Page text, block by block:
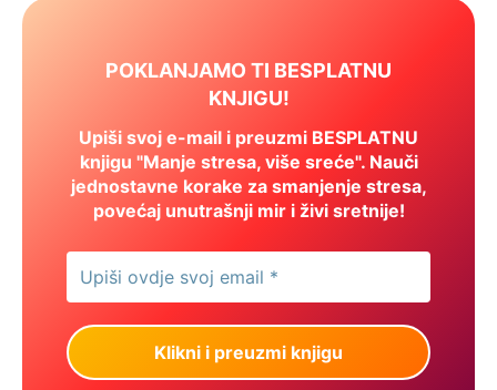
POKLANJAMO TI BESPLATNU
KNJIGU!
Upiši svoj e-mail i preuzmi BESPLATNU
knjigu "Manje stresa, više sreće". Nauči
jednostavne korake za smanjenje stresa,
povećaj unutrašnji mir i živi sretnije!